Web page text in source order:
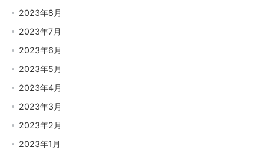
2023年8月
2023年7月
2023年6月
2023年5月
2023年4月
2023年3月
2023年2月
2023年1月